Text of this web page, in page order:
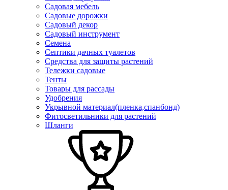
Садовая мебель
Садовые дорожки
Садовый декор
Садовый инструмент
Семена
Септики дачных туалетов
Средства для защиты растений
Тележки садовые
Тенты
Товары для рассады
Удобрения
Укрывной материал(пленка,спанбонд)
Фитосветильники для растений
Шланги